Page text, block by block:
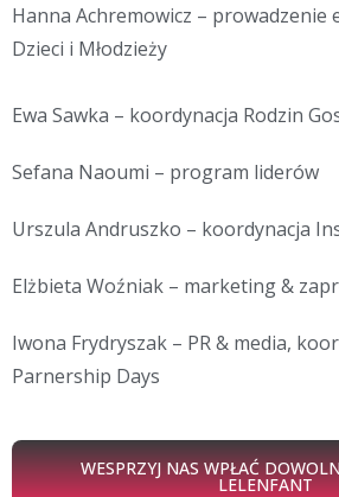
Hanna Achremowicz – prowadzenie
Dzieci i Młodzieży
Ewa Sawka – koordynacja Rodzin
Sefana Naoumi – program liderów
Urszula Andruszko – koordynacja
Elżbieta Woźniak – marketing &
Iwona Frydryszak – PR & media,
Parnership Days
WESPRZYJ NAS WPŁAĆ
LELENFANT